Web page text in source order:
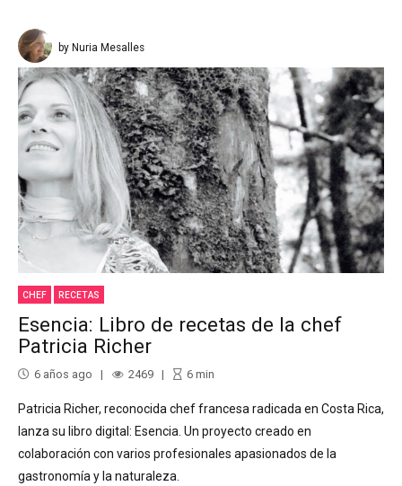
by Nuria Mesalles
CHEF RECETAS
Esencia: Libro de recetas de la chef
Patricia Richer
6 años ago 2469 6min
Patricia Richer, reconocida chef francesa radicada en Costa Rica,
lanza su libro digital: Esencia. Un proyecto creado en
colaboración con varios profesionales apasionados de la
gastronomía y la naturaleza.